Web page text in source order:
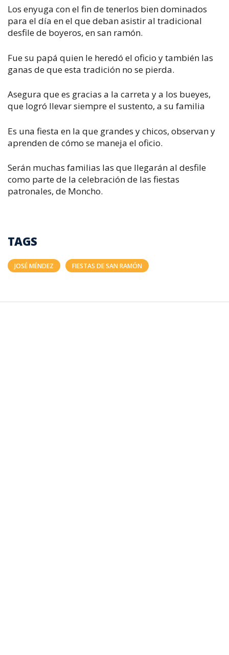
Los enyuga con el fin de tenerlos bien dominados
para el día en el que deban asistir al tradicional
desfile de boyeros, en san ramón.
Fue su papá quien le heredó el oficio y también las
ganas de que esta tradición no se pierda.
Asegura que es gracias a la carreta y a los bueyes,
que logró llevar siempre el sustento, a su familia
Es una fiesta en la que grandes y chicos, observan y
aprenden de cómo se maneja el oficio.
Serán muchas familias las que llegarán al desfile
como parte de la celebración de las fiestas
patronales, de Moncho.
TAGS
JOSÉ MÉNDEZ FIESTAS DE SAN RAMÓN